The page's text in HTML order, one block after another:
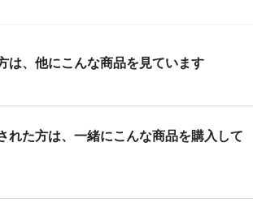
は、他にこんな商品を見ています
れた方は、一緒にこんな商品を購入して